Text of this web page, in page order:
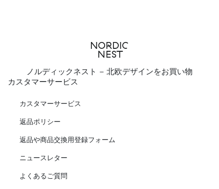
ノルディックネスト - 北欧デザインをお買い物
カスタマーサービス
カスタマーサービス
返品ポリシー
返品や商品交換用登録フォーム
ニュースレター
よくあるご質問